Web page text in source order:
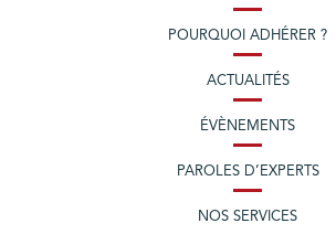
POURQUOI ADHÉRER ?
ACTUALITÉS
ÉVÈNEMENTS
PAROLES D’EXPERTS
NOS SERVICES